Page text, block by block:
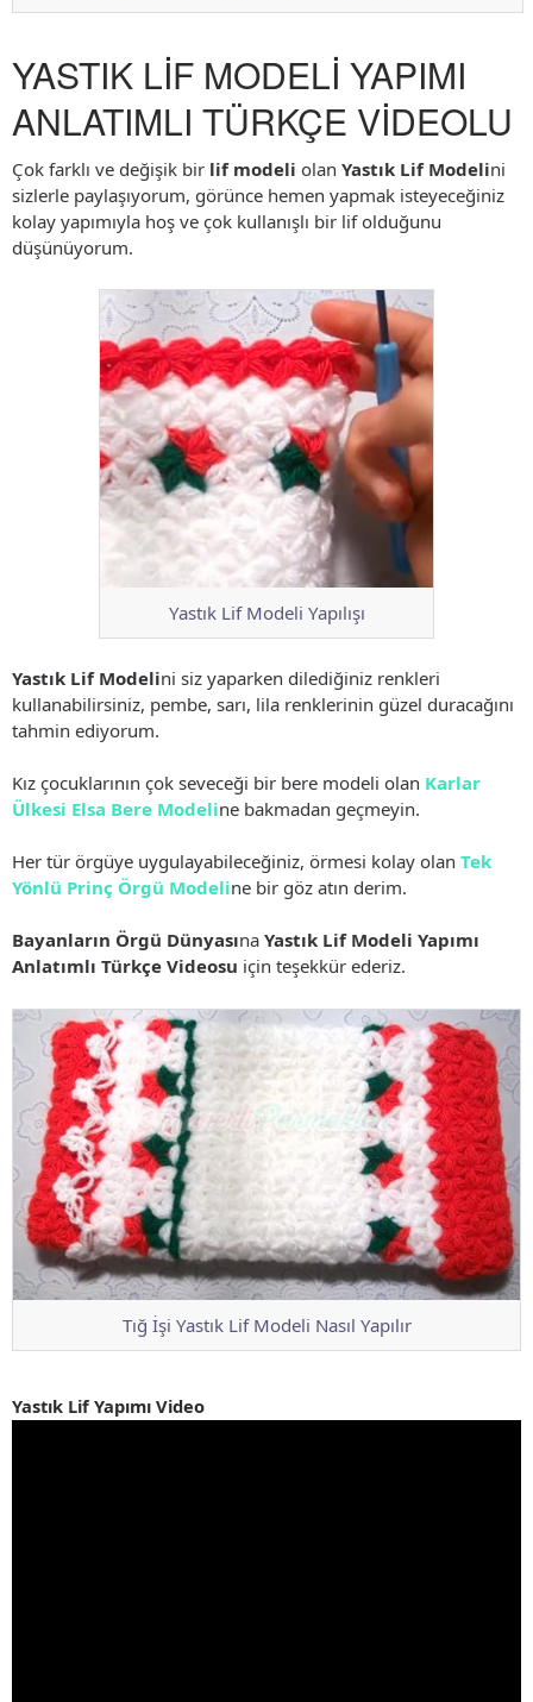
YASTIK LİF MODELİ YAPIMI
ANLATIMLI TÜRKÇE VİDEOLU
Çok farklı ve değişik bir lif modeli olan Yastık Lif Modelini
sizlerle paylaşıyorum, görünce hemen yapmak isteyeceğiniz
kolay yapımıyla hoş ve çok kullanışlı bir lif olduğunu
düşünüyorum.
Yastık Lif Modeli Yapılışı
Yastık Lif Modelini siz yaparken dilediğiniz renkleri
kullanabilirsiniz, pembe, sarı, lila renklerinin güzel duracağını
tahmin ediyorum.
Kız çocuklarının çok seveceği bir bere modeli olan Karlar
Ülkesi Elsa Bere Modeline bakmadan geçmeyin.
Her tür örgüye uygulayabileceğiniz, örmesi kolay olan Tek
Yönlü Prinç Örgü Modeline bir göz atın derim.
Bayanların Örgü Dünyasına Yastık Lif Modeli Yapımı
Anlatımlı Türkçe Videosu için teşekkür ederiz.
Tığ İşi Yastık Lif Modeli Nasıl Yapılır
Yastık Lif Yapımı Video